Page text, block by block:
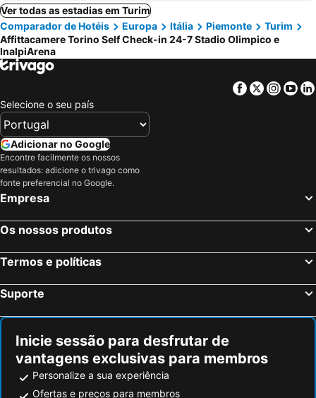
Ver todas as estadias em Turim
Comparador de Hotéis
Europa Itália Piemonte
Turim
Affittacamere Torino Self Check-in 24-7 Stadio Olimpico e
InalpiArena
Facebook
Twitter
Selecione o seu país
Adicionar no Google
Encontre facilmente os nossos
resultados: adicione o trivago como
fonte preferencial no Google.
Empresa
Os nossos produtos
Termos e políticas
Suporte
Inicie sessão para desfrutar de
vantagens exclusivas para membros
Personalize a sua experiência
Ofertas e preços para membros